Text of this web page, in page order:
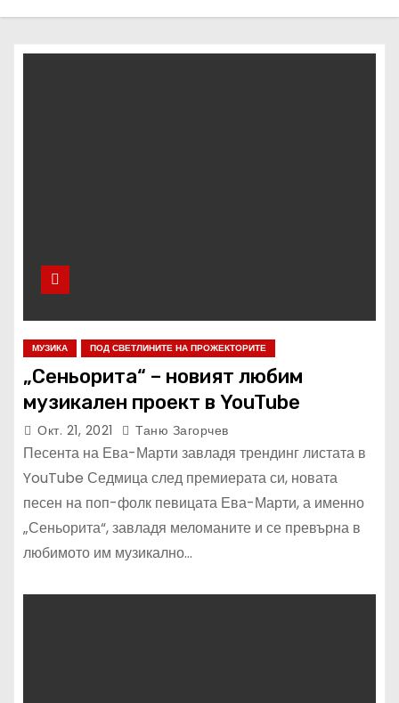
МУЗИКА ПОД СВЕТЛИНИТЕ НА ПРОЖЕКТОРИТЕ
„Сеньорита“ – новият любим
музикален проект в YouTube
Окт. 21, 2021 Таню Загорчев
Песента на Ева-Марти завладя трендинг листата в
YouTube Седмица след премиерата си, новата
песен на поп-фолк певицата Ева-Марти, а именно
„Сеньорита“, завладя меломаните и се превърна в
любимото им музикално…